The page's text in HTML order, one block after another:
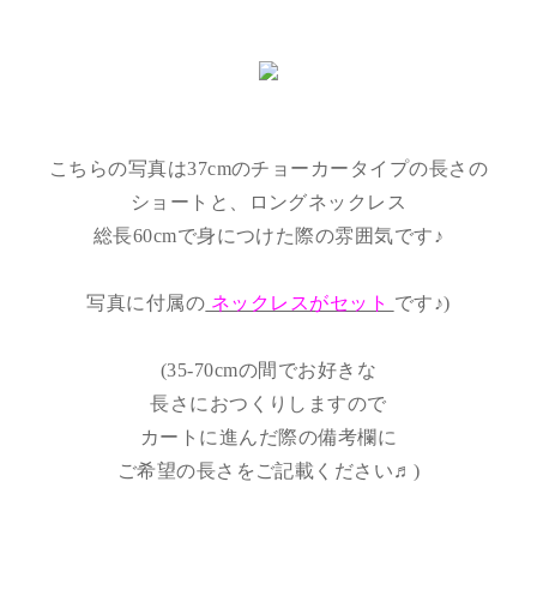
こちらの写真は37cmのチョーカータイプの長さの
ショートと、ロングネックレス
総長60cmで身につけた際の雰囲気です♪
写真に付属の ネックレスがセット です♪)
(35-70cmの間でお好きな
長さにおつくりしますので
カートに進んだ際の備考欄に
ご希望の長さをご記載ください♬)